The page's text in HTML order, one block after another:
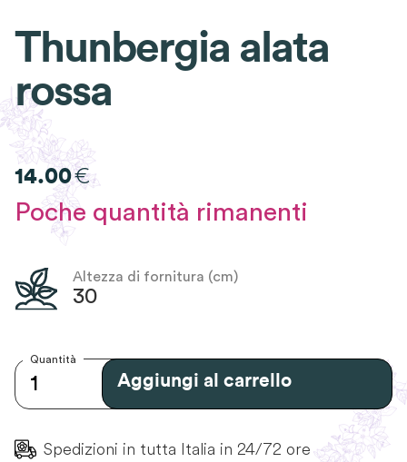
Thunbergia alata
rossa
14.00€
Poche quantità rimanenti
Altezza di fornitura (cm)
30
Quantità
Aggiungi al carrello
Spedizioni in tutta Italia in 24/72 ore